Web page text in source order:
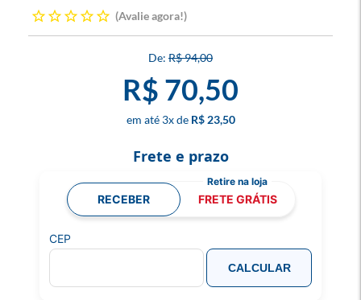
Avalie agora!
R$ 94,00
R$ 70,50
3x R$ 23,50
Frete e prazo
RECEBER FRETE GRÁTIS
CEP
CALCULAR